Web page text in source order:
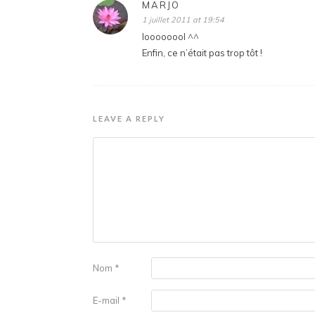
MARJO
1 juillet 2011 at 19:54
loooooool ^^
Enfin, ce n’était pas trop tôt !
LEAVE A REPLY
Nom *
E-mail *